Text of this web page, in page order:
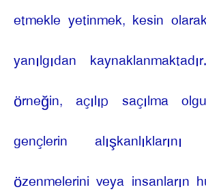
etmekle yetinmek, kesin
yanılgıdan
örneğin, açılıp saçılma
gençlerin
özenmelerini veya insanların